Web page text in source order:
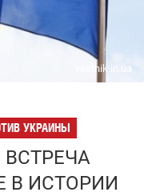
vestnik.in.ua
УКРАИНЫ
В ИСТОРИИ